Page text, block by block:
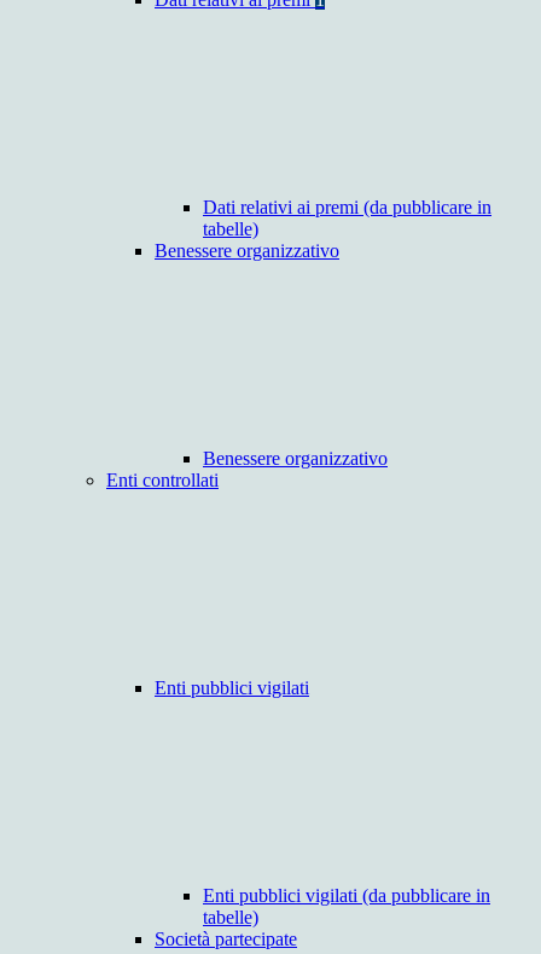
Dati relativi ai premi (da pubblicare in
tabelle)
Benessere organizzativo
Benessere organizzativo
Enti controllati
Enti pubblici vigilati
Enti pubblici vigilati (da pubblicare in
tabelle)
Società partecipate